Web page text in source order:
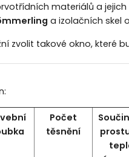
materiálů a
a izolačních skel
zvolit takové okno, které
Počet
těsnění